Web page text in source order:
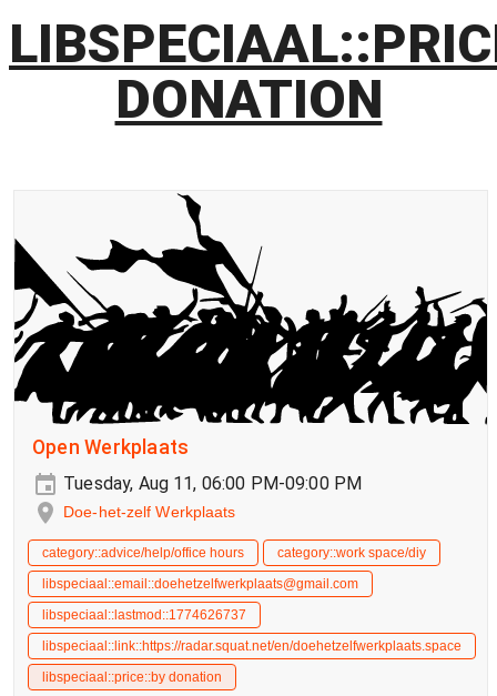
DONATION
Open Werkplaats
Tuesday, Aug 11, 06:00 PM-09:00 PM
Doe-het-zelf Werkplaats
category::advice/help/office hours
category::work space/diy
libspeciaal::email::doehetzelfwerkplaats@gmail.com
libspeciaal::lastmod::1774626737
libspeciaal::link::https://radar.squat.net/en/doehetzelfwerkplaats.space
libspeciaal::price::by donation